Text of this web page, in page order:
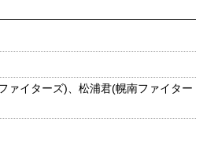
ァイターズ)、松浦君(幌南ファイター